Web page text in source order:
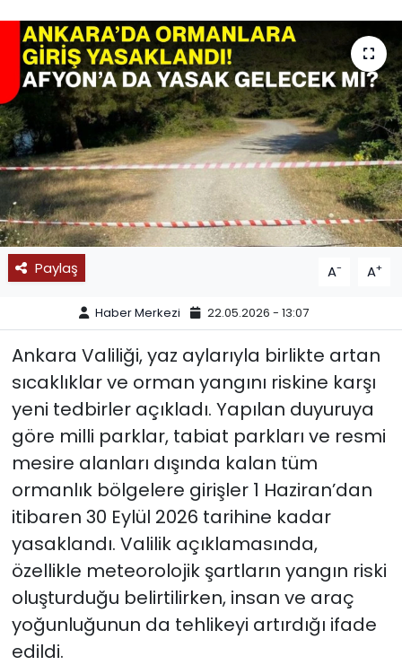
Paylaş A- A+
Haber Merkezi 22.05.2026 - 13:07
Ankara Valiliği, yaz aylarıyla birlikte artan
sıcaklıklar ve orman yangını riskine karşı
yeni tedbirler açıkladı. Yapılan duyuruya
göre milli parklar, tabiat parkları ve resmi
mesire alanları dışında kalan tüm
ormanlık bölgelere girişler 1 Haziran’dan
itibaren 30 Eylül 2026 tarihine kadar
yasaklandı. Valilik açıklamasında,
özellikle meteorolojik şartların yangın riski
oluşturduğu belirtilirken, insan ve araç
yoğunluğunun da tehlikeyi artırdığı ifade
edildi.
11:11 MANŞET